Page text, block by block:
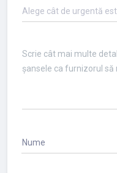
Alege cât de urgentă
Nume